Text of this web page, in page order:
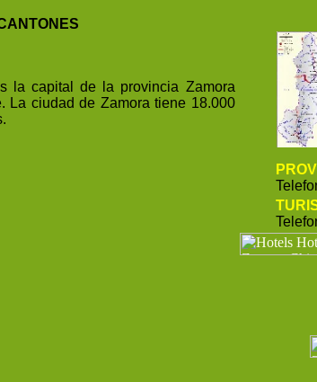
la capital de la provincia Zamora
. La ciudad de Zamora tiene 18.000